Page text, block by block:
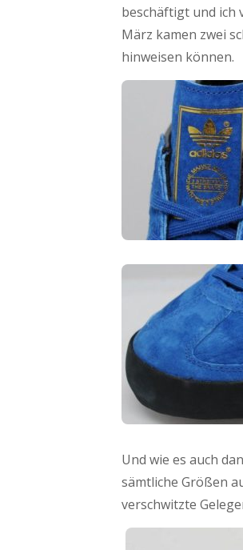
beschäftigt und ich
März kamen zwei
hinweisen können.
Und wie es auch
sämtliche Größen
verschwitzte